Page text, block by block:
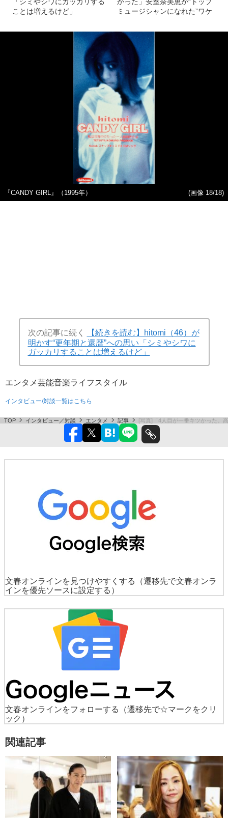
ことは増えるけど」
ミュージシャンになれた”ワケ
『CANDY GIRL』（1995年） (画像 18/18)
次の記事に続く
【続きを読む】hitomi（46）が
明かす“更年期と還暦”への思い「シミやシワに
ガッカリすることは増えるけど」
エンタメ芸能音楽ライフスタイル
インタビュー/対談一覧はこちら
TOP インタビュー／対談 エンタメ 記事 [写真]「4人目が一番キツかった。
文春オンラインを見つけやすくする
（遷移先で文春オンラ
インを優先ソースに設定する）
文春オンラインをフォローする
（遷移先で☆マークをクリ
ック）
関連記事